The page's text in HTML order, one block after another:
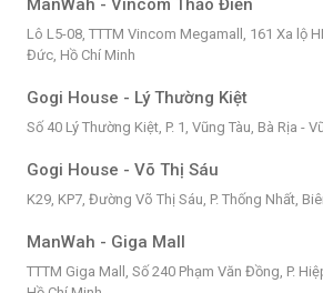
ManWah - Vincom Thảo Điền
Lô L5-08, TTTM Vincom Megamall, 161 Xa lộ
Đức, Hồ Chí Minh
Gogi House - Lý Thường Kiệt
Số 40 Lý Thường Kiệt, P. 1, Vũng Tàu, Bà Rịa -
Gogi House - Võ Thị Sáu
K29, KP7, Đường Võ Thị Sáu, P. Thống Nhất,
ManWah - Giga Mall
TTTM Giga Mall, Số 240 Phạm Văn Đồng, P.